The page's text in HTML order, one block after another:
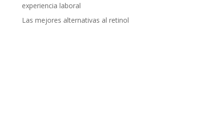
experiencia laboral
Las mejores alternativas al retinol